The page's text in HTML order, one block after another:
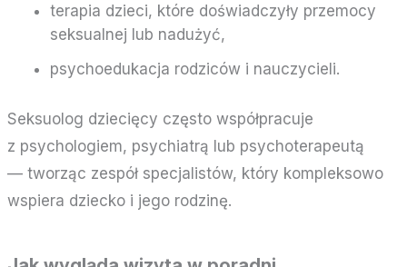
terapia dzieci, które doświadczyły przemocy
seksualnej lub nadużyć,
psychoedukacja rodziców i nauczycieli.
Seksuolog dziecięcy często współpracuje
z psychologiem, psychiatrą lub psychoterapeutą
— tworząc zespół specjalistów, który kompleksowo
wspiera dziecko i jego rodzinę.